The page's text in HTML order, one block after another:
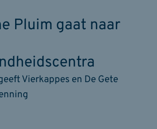
Vierkappes en De Gete
Pluim gaat naar